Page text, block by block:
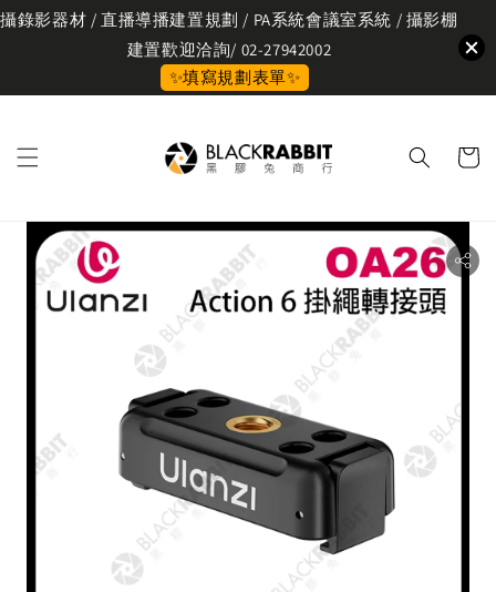
攝錄影器材 / 直播導播建置規劃 / PA系統會議室系統 / 攝影棚
建置歡迎洽詢/ 02-27942002
✨填寫規劃表單✨